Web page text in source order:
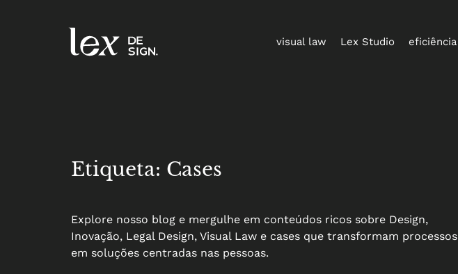
visual law Lex Studio eficiência
Etiqueta: Cases
Explore nosso blog e mergulhe em conteúdos ricos sobre Design,
Inovação, Legal Design, Visual Law e cases que transformam processos
em soluções centradas nas pessoas.